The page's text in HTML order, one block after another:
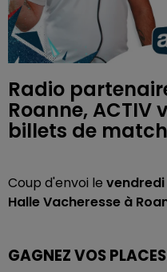
Radio
Roanne, ACTIV
billets de
Coup d'envoi le vendredi
Halle Vacheresse à
GAGNEZ VOS